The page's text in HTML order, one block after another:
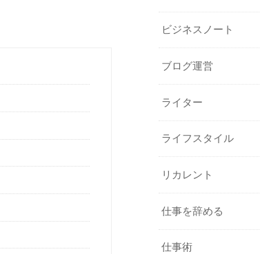
ビジネスノート
ブログ運営
ライター
ライフスタイル
リカレント
仕事を辞める
仕事術